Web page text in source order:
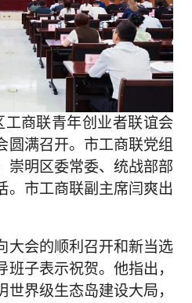
工商联青年创业者联谊会
圆满召开。市工商联党组
崇明区委常委、统战部部
。市工商联副主席闫爽出
大会的顺利召开和新当选
子表示祝贺。他指出，
世界级生态岛建设大局，